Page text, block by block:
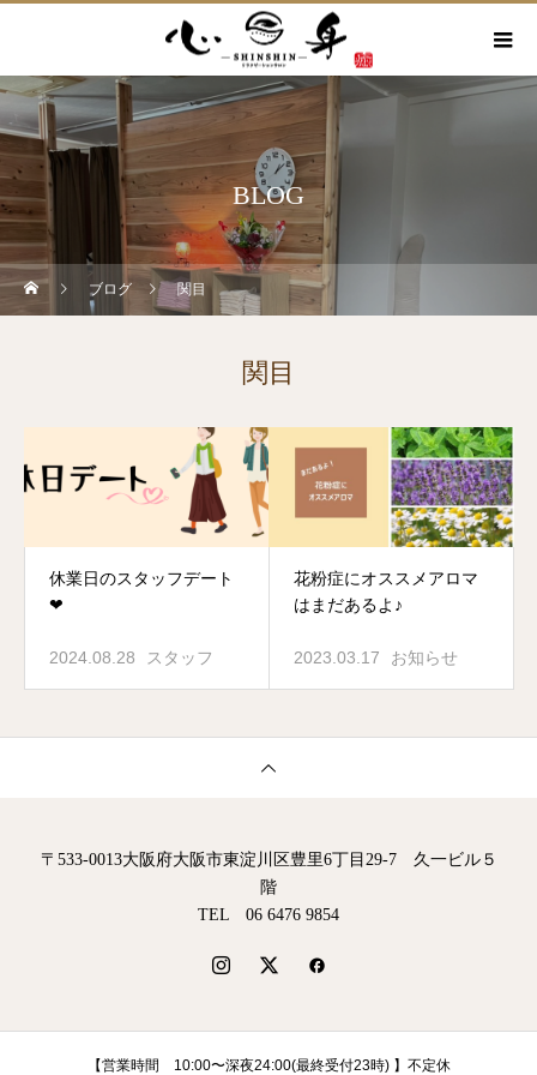
BLOG
ブログ 関目
関目
休業日のスタッフデート
❤︎
2024.08.28 スタッフ
花粉症にオススメアロマ
はまだあるよ♪
2023.03.17 お知らせ
〒533-0013大阪府大阪市東淀川区豊里6丁目29-7 久一ビル５
階
TEL 06 6476 9854
【営業時間 10:00〜深夜24:00(最終受付23時) 】不定休